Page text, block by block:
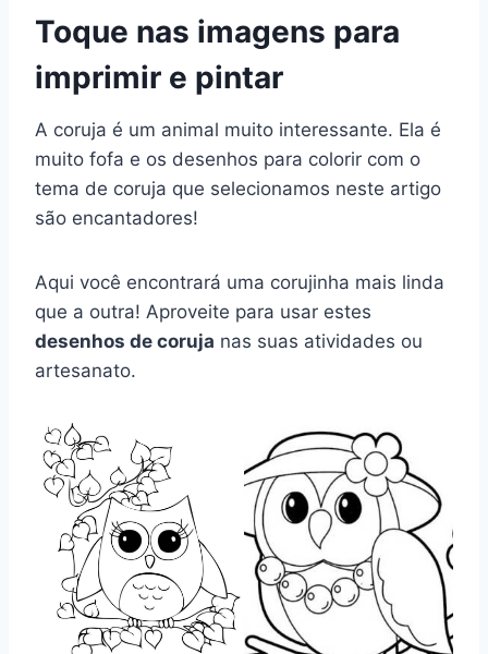
Toque nas imagens para
imprimir e pintar
A coruja é um animal muito interessante. Ela é
muito fofa e os desenhos para colorir com o
tema de coruja que selecionamos neste artigo
são encantadores!
Aqui você encontrará uma corujinha mais linda
que a outra! Aproveite para usar estes
desenhos de coruja nas suas atividades ou
artesanato.